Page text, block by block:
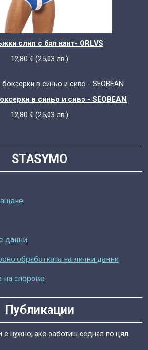
слип с бял кант- ORLVS
12,80 € (25,03 лв.)
в синьо и сиво - SEOBEAN
12,80 € (25,03 лв.)
STASYMO
данни
обработката на лични данни
спорове
Публикации
е нужно, ако работиш седнал по цял